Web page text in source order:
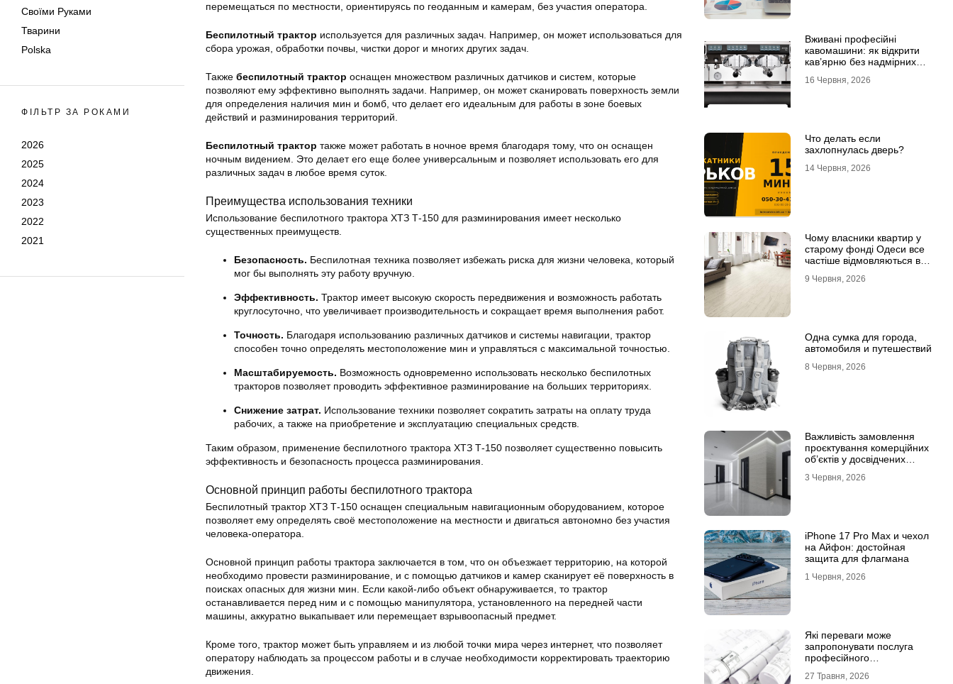
Своїми Руками
Тварини
Polska
ФІЛЬТР ЗА РОКАМИ
2026
2025
2024
2023
2022
2021
перемещаться по местности, ориентируясь по геоданным и камерам, без участия оператора.
Беспилотный трактор используется для различных задач. Например, он может использоваться для
сбора урожая, обработки почвы, чистки дорог и многих других задач.
Также беспилотный трактор оснащен множеством различных датчиков и систем, которые
позволяют ему эффективно выполнять задачи. Например, он может сканировать поверхность земли
для определения наличия мин и бомб, что делает его идеальным для работы в зоне боевых
действий и разминирования территорий.
Беспилотный трактор также может работать в ночное время благодаря тому, что он оснащен
ночным видением. Это делает его еще более универсальным и позволяет использовать его для
различных задач в любое время суток.
Преимущества использования техники
Использование беспилотного трактора ХТЗ Т-150 для разминирования имеет несколько
существенных преимуществ.
Безопасность. Беспилотная техника позволяет избежать риска для жизни человека, который
мог бы выполнять эту работу вручную.
Эффективность. Трактор имеет высокую скорость передвижения и возможность работать
круглосуточно, что увеличивает производительность и сокращает время выполнения работ.
Точность. Благодаря использованию различных датчиков и системы навигации, трактор
способен точно определять местоположение мин и управляться с максимальной точностью.
Масштабируемость. Возможность одновременно использовать несколько беспилотных
тракторов позволяет проводить эффективное разминирование на больших территориях.
Снижение затрат. Использование техники позволяет сократить затраты на оплату труда
рабочих, а также на приобретение и эксплуатацию специальных средств.
Таким образом, применение беспилотного трактора ХТЗ Т-150 позволяет существенно повысить
эффективность и безопасность процесса разминирования.
Основной принцип работы беспилотного трактора
Беспилотный трактор ХТЗ Т-150 оснащен специальным навигационным оборудованием, которое
позволяет ему определять своё местоположение на местности и двигаться автономно без участия
человека-оператора.
Основной принцип работы трактора заключается в том, что он объезжает территорию, на которой
необходимо провести разминирование, и с помощью датчиков и камер сканирует её поверхность в
поисках опасных для жизни мин. Если какой-либо объект обнаруживается, то трактор
останавливается перед ним и с помощью манипулятора, установленного на передней части
машины, аккуратно выкапывает или перемещает взрывоопасный предмет.
Кроме того, трактор может быть управляем и из любой точки мира через интернет, что позволяет
оператору наблюдать за процессом работы и в случае необходимости корректировать траекторию
движения.
Вживані професійні
кавомашини: як відкрити
кав’ярню без надмірних
16 Червня, 2026
Что делать если
захлопнулась дверь?
14 Червня, 2026
Чому власники квартир у
старому фонді Одеси все
частіше відмовляються від
ламінату
9 Червня, 2026
Одна сумка для города,
автомобиля и путешествий
8 Червня, 2026
Важливість замовлення
проєктування комерційних
об’єктів у досвідчених
3 Червня, 2026
iPhone 17 Pro Max и чехол
на Айфон: достойная
защита для флагмана
1 Червня, 2026
Які переваги може
запропонувати послуга
професійного
27 Травня, 2026